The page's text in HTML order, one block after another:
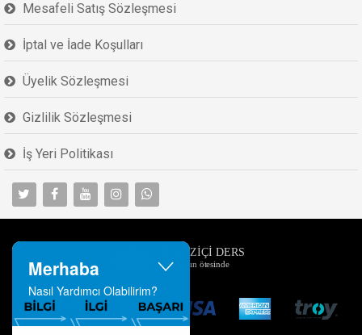
Mesafeli Satış Sözleşmesi
İptal ve İade Koşulları
Üyelik Sözleşmesi
Gizlilik Sözleşmesi
İş Yeri Politikası
Merhaba
Nasıl Yardımcı Olabilirim?